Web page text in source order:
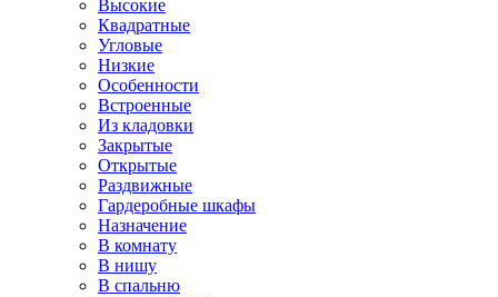
Высокие
Квадратные
Угловые
Низкие
Особенности
Встроенные
Из кладовки
Закрытые
Открытые
Раздвижные
Гардеробные шкафы
Назначение
В комнату
В нишу
В спальню